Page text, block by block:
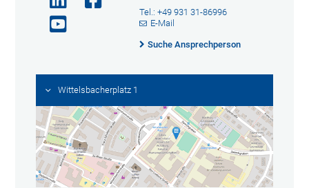
Tel.: +49 931 31-86996
E-Mail
Suche Ansprechperson
Wittelsbacherplatz 1